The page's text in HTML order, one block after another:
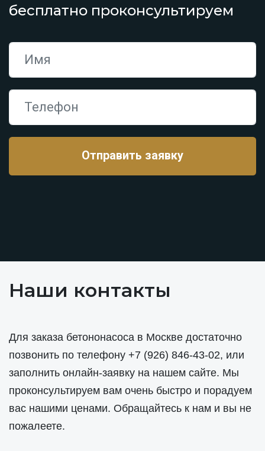
бесплатно проконсультируем
Наши контакты
Для заказа бетононасоса в Москве достаточно
позвонить по телефону +7 (926) 846-43-02, или
заполнить онлайн-заявку на нашем сайте. Мы
проконсультируем вам очень быстро и порадуем
вас нашими ценами. Обращайтесь к нам и вы не
пожалеете.